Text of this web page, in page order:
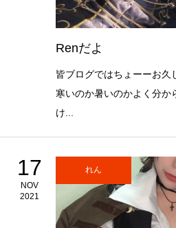
Renだよ
皆ブログではちょーーお久
寒いのか暑いのかよく分か
け...
17
NOV
2021
れん